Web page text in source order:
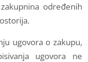
određenih
ugovora o zakupu,
ugovora ne